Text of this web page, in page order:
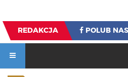
REDAKCJA POLUB